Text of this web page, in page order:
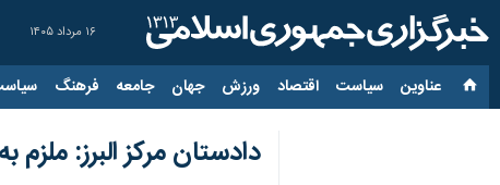
۱۶ مرداد ۱۴۰۵
عناوین‌ سیاست اقتصاد ورزش جهان جامعه فرهنگ
دادستان مرکز البرز: